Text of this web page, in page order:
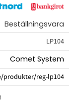
Beställningsvara
LP104
Comet System
produkter/reg-lp104